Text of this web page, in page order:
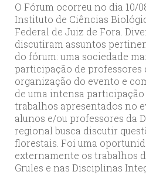
O Fórum ocorreu no dia 10/
Instituto de Ciências
Federal de Juiz de Fora.
discutiram assuntos
do fórum: uma sociedade
participação de professores
organização do evento e
de uma intensa participação
trabalhos apresentados no
alunos e/ou professores da
regional busca discutir
florestais. Foi uma
externamente os trabalhos
Grules e nas Disciplinas